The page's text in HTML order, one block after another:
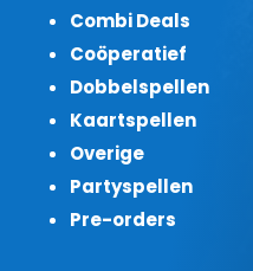
Combi Deals
Coöperatief
Dobbelspellen
Kaartspellen
Overige
Partyspellen
Pre-orders